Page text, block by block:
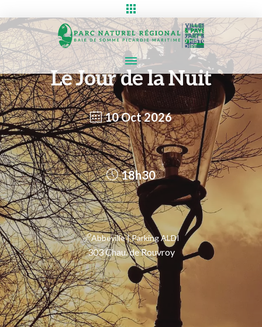
Le Jour de la Nuit
10 Oct 2026
18h30
Abbeville | Parking ALDI
303 Chau. de Rouvroy